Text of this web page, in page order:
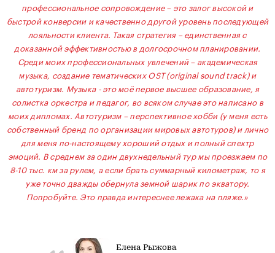
профессиональное сопровождение – это залог высокой и
быстрой конверсии и качественно другой уровень последующей
лояльности клиента. Такая стратегия – единственная с
доказанной эффективностью в долгосрочном планировании.
Среди моих профессиональных увлечений – академическая
музыка, создание тематических OST (original sound track) и
автотуризм. Музыка - это моё первое высшее образование, я
солистка оркестра и педагог, во всяком случае это написано в
моих дипломах. Автотуризм – перспективное хобби (у меня есть
собственный бренд по организации мировых автотуров) и лично
для меня по-настоящему хороший отдых и полный спектр
эмоций. В среднем за один двухнедельный тур мы проезжаем по
8-10 тыс. км за рулем, а если брать суммарный километраж, то я
уже точно дважды обернула земной шарик по экватору.
Попробуйте. Это правда интереснее лежака на пляже.»
Елена Рыжова